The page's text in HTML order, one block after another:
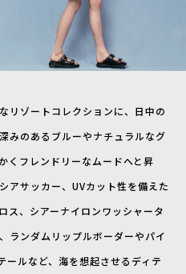
リゾートコレクションに、日中の
みのあるブルーやナチュラルなグ
くフレンドリーなムードへと昇
アサッカー、UVカット性を備えた
ス、シアーナイロンワッシャータ
ランダムリップルボーダーやパイ
ールなど、海を想起させるディテ